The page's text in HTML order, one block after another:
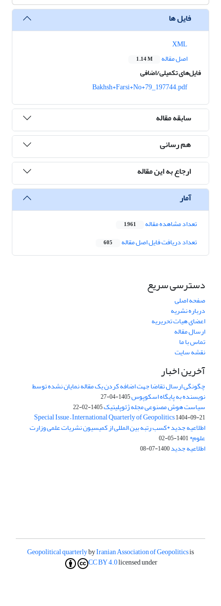
فایل ها
اصل مقاله
1.14 M
فایل‌های تکمیلی/اضافی
Bakhsh+Farsi+No+79_197744.pdf
سابقه مقاله
هم رسانی
ارجاع به این مقاله
آمار
تعداد مشاهده مقاله 1,961
تعداد دریافت فایل اصل مقاله 605
دسترسی سریع
صفحه اصلی
درباره نشریه
اعضای هیات تحریریه
ارسال مقاله
تماس با ما
نقشه سایت
آخرین اخبار
چگونگی ارسال تقاضا جهت اضافه کردن یک مقاله نمایان نشده توسط
نویسنده به پایگاه اسکوپوس1405-04-27
سیاست هوش مصنوعی مجله ژئوپلیتیک1405-02-22
Special Issue – International Quarterly of Geopolitics1404-09-21
اطلاعیه جدید *کسب رتبه بین المللی از کمیسیون نشریات علمی وزارت
علوم*1401-05-02
اطلاعیه جدید1400-07-08
Geopolitical quarterlybyIranian Association of Geopoliticsis
licensed under
CC BY 4.0